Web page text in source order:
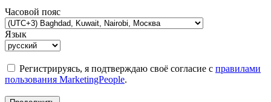
Часовой пояс
Язык
Регистрируясь, я подтверждаю своё согласие с правилами
пользования MarketingPeople.